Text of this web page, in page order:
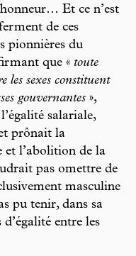
Et ce n’est
de ces
pionnières du
que « toute
les sexes constituent
gouvernantes »,
salariale,
prônait la
et l’abolition de la
pas omettre de
masculine
pu tenir, dans sa
entre les